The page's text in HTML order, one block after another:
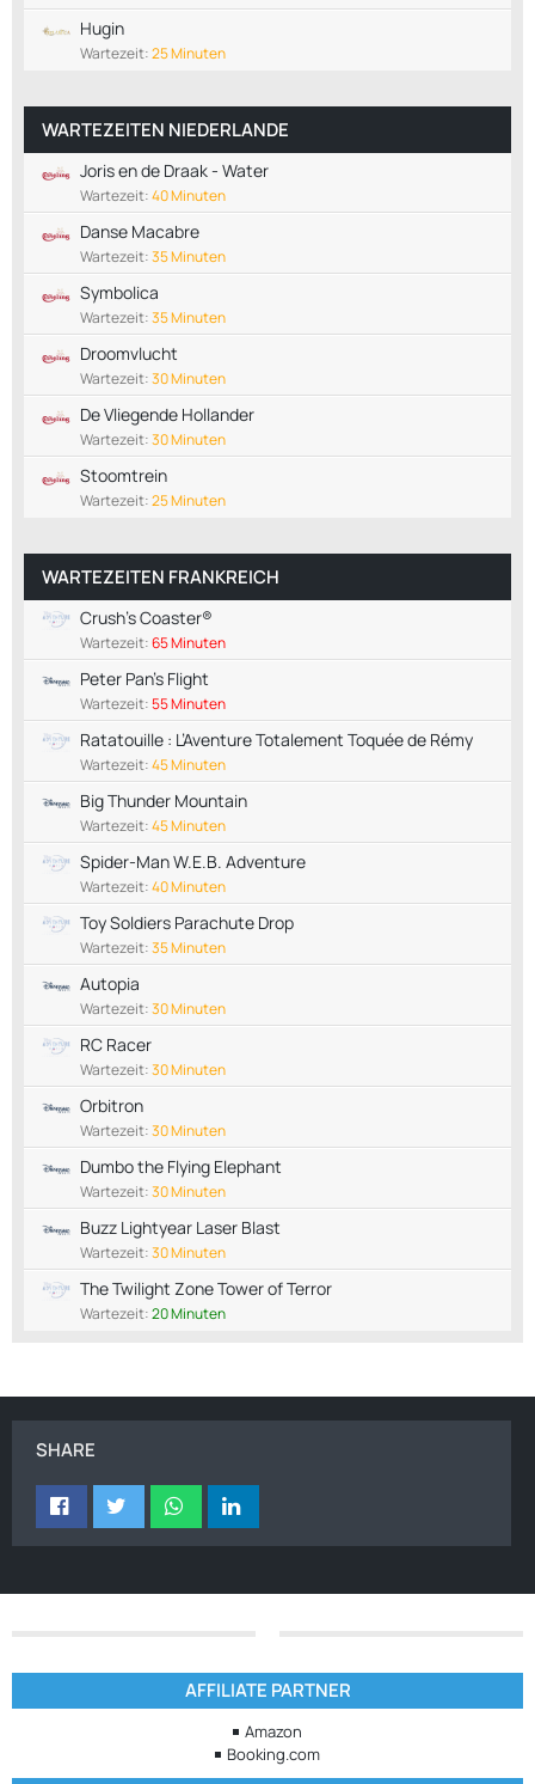
Hugin
Wartezeit:25 Minuten
WARTEZEITEN NIEDERLANDE
Joris en de Draak - Water
Wartezeit:40 Minuten
Danse Macabre
Wartezeit:35 Minuten
Symbolica
Wartezeit:35 Minuten
Droomvlucht
Wartezeit:30 Minuten
De Vliegende Hollander
Wartezeit:30 Minuten
Stoomtrein
Wartezeit:25 Minuten
WARTEZEITEN FRANKREICH
Crush's Coaster®
Wartezeit:65 Minuten
Peter Pan's Flight
Wartezeit:55 Minuten
Ratatouille : L’Aventure Totalement Toquée de Rémy
Wartezeit:45 Minuten
Big Thunder Mountain
Wartezeit:45 Minuten
Spider-Man W.E.B. Adventure
Wartezeit:40 Minuten
Toy Soldiers Parachute Drop
Wartezeit:35 Minuten
Autopia
Wartezeit:30 Minuten
RC Racer
Wartezeit:30 Minuten
Orbitron
Wartezeit:30 Minuten
Dumbo the Flying Elephant
Wartezeit:30 Minuten
Buzz Lightyear Laser Blast
Wartezeit:30 Minuten
The Twilight Zone Tower of Terror
Wartezeit:20 Minuten
SHARE
AFFILIATE PARTNER
Amazon
Booking.com